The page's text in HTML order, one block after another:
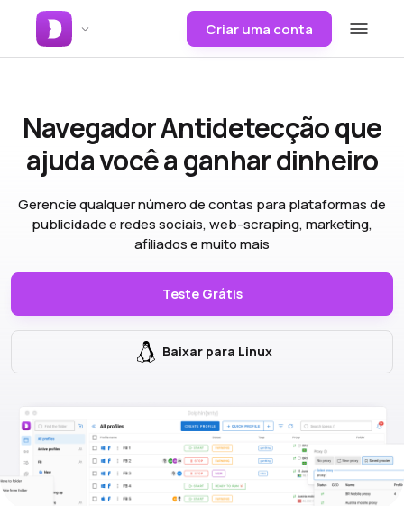
Criar uma conta
Navegador Antidetecçãoque
ajuda você a ganhar dinheiro
Gerencie qualquer número de contas para plataformas de
publicidade e redes sociais, web-scraping, marketing,
afiliados e muito mais
Teste Grátis
Baixar para Linux